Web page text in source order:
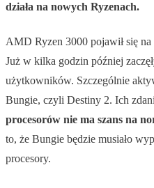
działa na nowych Ryzenach.
AMD Ryzen 3000 pojawił się
Już w kilka godzin później
użytkowników. Szczególnie
Bungie, czyli Destiny 2. Ich
procesorów nie ma szans na
to, że Bungie będzie musiało
procesory.